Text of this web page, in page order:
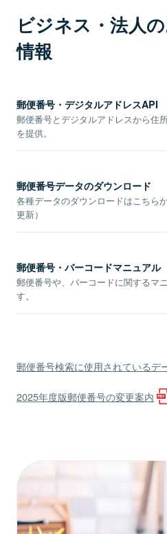
ビジネス・法人
情報
郵便番号・デジタルアドレスAPI
郵便番号とデジタルアドレスから住
を提供。
郵便番号データのダウンロード
各種データのダウンロードはこちら
更新）
郵便番号・バーコードマニュアル
郵便番号や、バーコードに関するマ
す。
郵便番号検索に使用されているデ
2025年度版郵便番号の変更案内